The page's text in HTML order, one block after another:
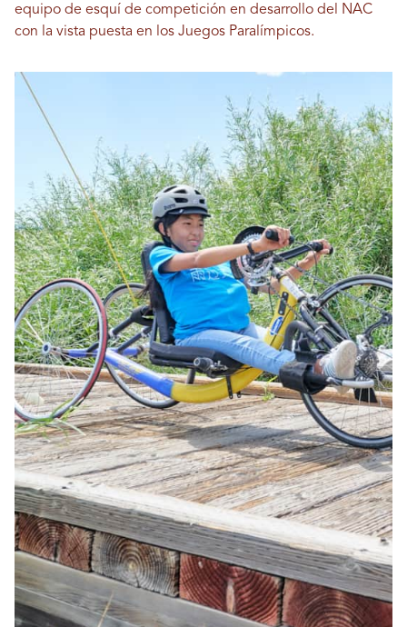
equipo de esquí de competición en desarrollo del NAC
con la vista puesta en los Juegos Paralímpicos.